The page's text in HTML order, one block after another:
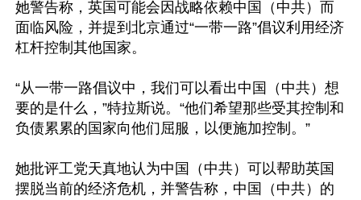
她警告称，英国可能会因战略依赖中国（中共）而
面临风险，并提到北京通过“一带一路”倡议利用经济
杠杆控制其他国家。
“从一带一路倡议中，我们可以看出中国（中共）想
要的是什么，”特拉斯说。“他们希望那些受其控制和
负债累累的国家向他们屈服，以便施加控制。”
她批评工党天真地认为中国（中共）可以帮助英国
摆脱当前的经济危机，并警告称，中国（中共）的